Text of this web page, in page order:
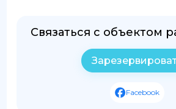
Связаться с объектом
Facebook